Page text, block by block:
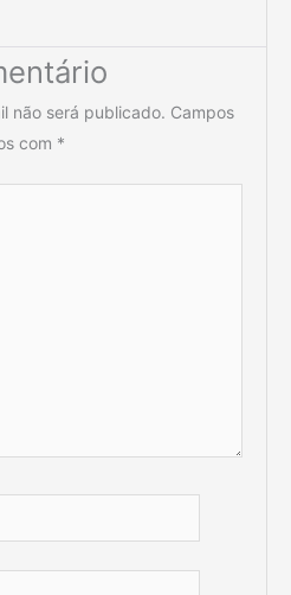
não será publicado. Campos
com *